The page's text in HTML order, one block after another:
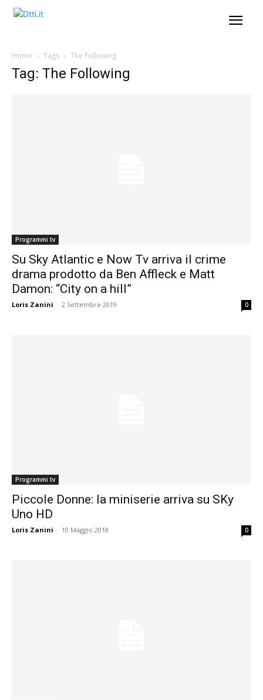
Home Tags The Following
Tag: The Following
Programmi tv
Su Sky Atlantic e Now Tv arriva il crime
drama prodotto da Ben Affleck e Matt
Damon: “City on a hill”
Loris Zanini - 2 Settembre 2019 0
Programmi tv
Piccole Donne: la miniserie arriva su SKy
Uno HD
Loris Zanini - 10 Maggio 2018 0